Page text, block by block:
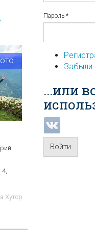
Хутор
Пароль *
Забыли
...или
Войти